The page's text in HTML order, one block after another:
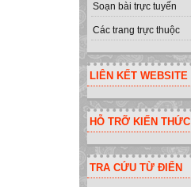
Soạn bài trực tuyến
Các trang trực thuộc
LIÊN KẾT WEBSITE
HỖ TRỠ KIẾN THỨC
TRA CỨU TỪ ĐIỂN